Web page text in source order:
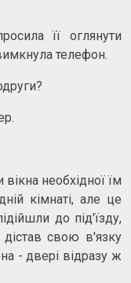
її оглянути
телефон.
необхідної їм
кімнаті, але це
до під'їзду,
свою в'язку
- двері відразу ж